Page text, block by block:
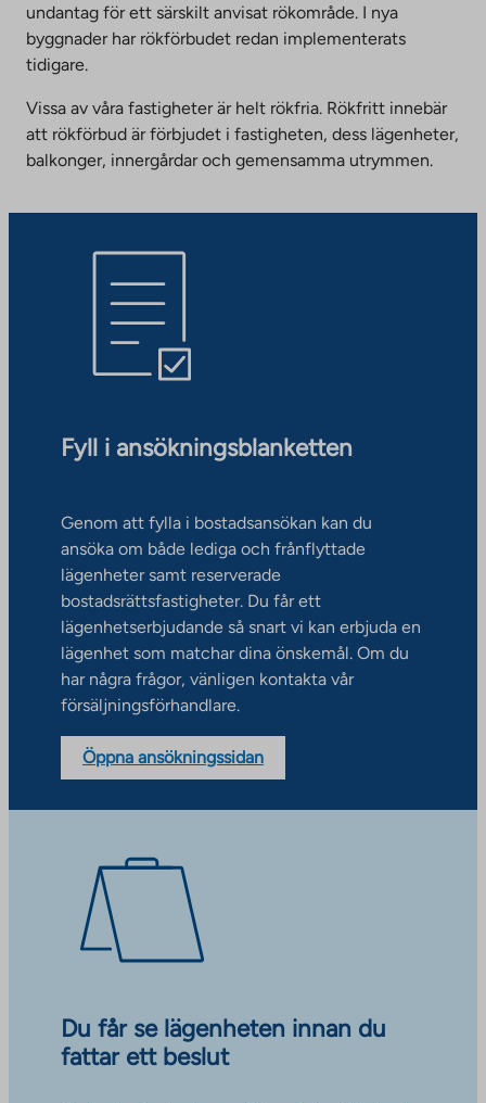
undantag för ett särskilt anvisat rökområde. I nya
byggnader har rökförbudet redan implementerats
tidigare.
Vissa av våra fastigheter är helt rökfria. Rökfritt innebär
att rökförbud är förbjudet i fastigheten, dess lägenheter,
balkonger, innergårdar och gemensamma utrymmen.
Fyll i ansökningsblanketten
Genom att fylla i bostadsansökan kan du
ansöka om både lediga och frånflyttade
lägenheter samt reserverade
bostadsrättsfastigheter. Du får ett
lägenhetserbjudande så snart vi kan erbjuda en
lägenhet som matchar dina önskemål. Om du
har några frågor, vänligen kontakta vår
försäljningsförhandlare.
Öppna ansökningssidan
Du får se lägenheten innan du
fattar ett beslut